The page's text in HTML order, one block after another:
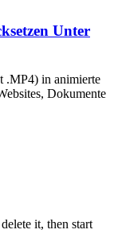
Unter
.MP4) in animierte
Dokumente
it, then start